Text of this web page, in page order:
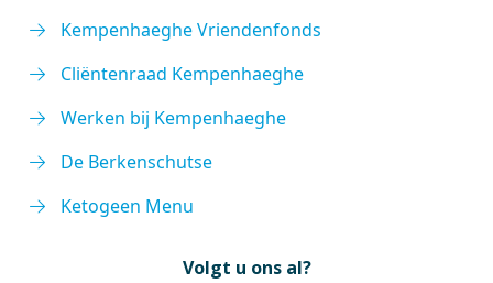
Kempenhaeghe Vriendenfonds
Cliëntenraad Kempenhaeghe
Werken bij Kempenhaeghe
De Berkenschutse
Ketogeen Menu
Volgt u ons al?